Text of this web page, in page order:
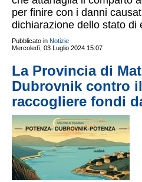
per finire con i danni
dichiarazione dello stato di
Pubblicato in Notizie
Mercoledì, 03 Luglio 2024 15:07
La Provincia di
Dubrovnik contro
raccogliere fondi